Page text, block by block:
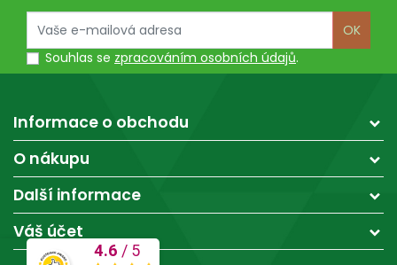
OK
Souhlas se zpracováním osobních údajů.
Informace o obchodu
O nákupu
Další informace
Váš účet
SKVĚLÉ
4.6 / 5